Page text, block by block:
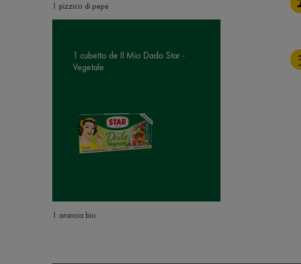
1 pizzico di pepe
1 cubetto de Il Mio Dado Star -
Vegetale
1 arancia bio